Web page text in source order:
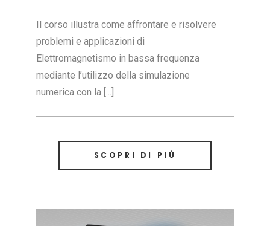
Il corso illustra come affrontare e risolvere
problemi e applicazioni di
Elettromagnetismo in bassa frequenza
mediante l’utilizzo della simulazione
numerica con la [...]
SCOPRI DI PIÙ